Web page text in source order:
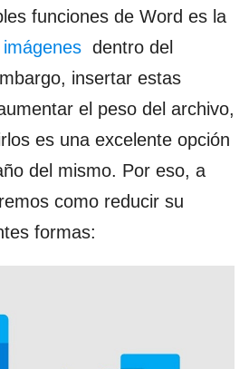
funciones de Word es la
dentro del
insertar estas
el peso del archivo,
es una excelente opción
del mismo. Por eso, a
como reducir su
formas: